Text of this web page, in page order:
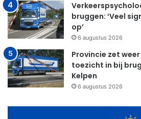
bruggen: ‘Veel
op’
6 augustus 2026
Provincie zet
toezicht in bij
Kelpen
6 augustus 2026